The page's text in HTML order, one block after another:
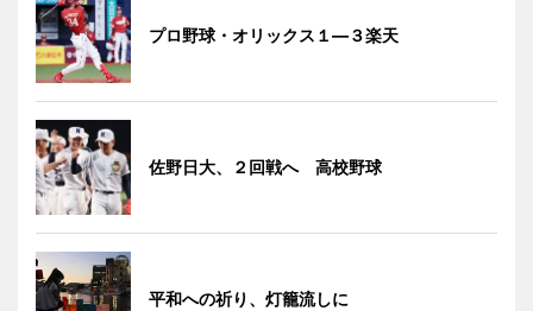
プロ野球・オリックス１―３楽天
佐野日大、２回戦へ 高校野球
平和への祈り、灯籠流しに